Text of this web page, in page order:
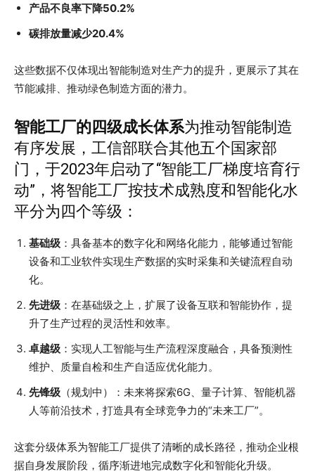
产品不良率下降50.2%
碳排放量减少20.4%
这些数据不仅体现出智能制造对生产力的提升，更展示了其在
节能减排、推动绿色制造方面的潜力。
智能工厂的四级成长体系为推动智能制造
有序发展，工信部联合其他五个国家部
门，于2023年启动了“智能工厂梯度培育行
动”，将智能工厂按技术成熟度和智能化水
平分为四个等级：
基础级 ：具备基本的数字化和网络化能力，能够通过智能
设备和工业软件实现生产数据的实时采集和关键流程自动
化。
先进级 ：在基础级之上，扩展了设备互联和智能协作，提
升了生产过程的灵活性和效率。
卓越级 ：实现人工智能与生产流程深度融合，具备预测性
维护、质量自检和生产自适应优化能力。
先锋级 （规划中）：未来将探索6G、量子计算、智能机器
人等前沿技术，打造具有全球竞争力的“未来工厂”。
这套分级体系为智能工厂提供了清晰的成长路径，推动企业根
据自身发展阶段，循序渐进地完成数字化和智能化升级。